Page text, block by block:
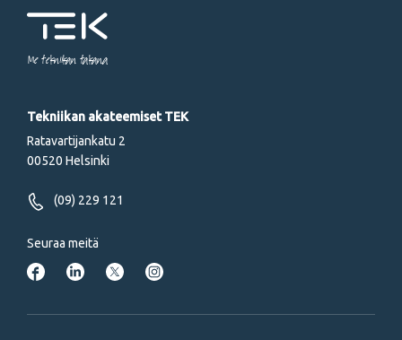
Me tekniikan takana
Tekniikan akateemiset TEK
Ratavartijankatu 2
00520 Helsinki
(09) 229 121
Seuraa meitä